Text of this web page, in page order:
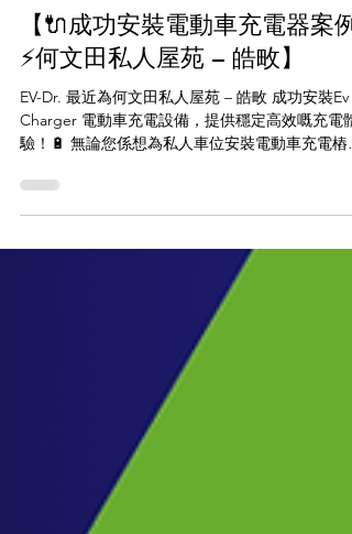
mayngai2015
1月20日
讀畢需時 1 分鐘
【🔌成功安裝電動車充電器案例
⚡何文田私人屋苑 – 皓畋】
EV-Dr. 最近為何文田私人屋苑 – 皓畋 成功安裝Ev
驗！🔋 無論您係想為私人車位安裝電動車充電樁，
定係提升屋苑充電設施，我哋EV-DR 皆能提供適合
您嘅 EV Charger (包括 7KW , 22KW/11KW)，加上
快捷、專業嘅安裝服務，確保電動車隨時充滿電 🚘
🔆需要了解更多？即刻聯絡我哋，享受一站式充電
器安裝方案！ 立即查詢： 🟢 WhatsApp:
https://wa.me/85284822876 🌐 官網:
https://www.ev-dr.com/ 📍門市地址：香港觀塘敬業
街59號敬業工廠大廈地舖 想睇更多安裝案例，請
https://www.facebook.com/profile.php?
id=61556781535067 🟤 IG :
instagram.com/ev_dr.2023 撳右上角📣開Post通
知，唔會錯過我哋最新優惠資訊啦🙌🏻 #香港电车